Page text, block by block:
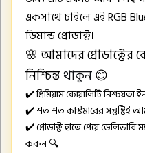
একসাথে চাইলে এই RGB
ডিমান্ড প্রোডাক্ট।
🌸 আমাদের প্রোডাক্টের
নিশ্চিন্তথাকুন😊
✔️ প্রিমিয়াম কোয়ালিটি নিশ্চয়তা
✔️ শত শত কাস্টমারের সন্তুষ্টিই
✔️ প্রোডাক্ট হাতে পেয়ে ডেলিভারি
করুন 🔍